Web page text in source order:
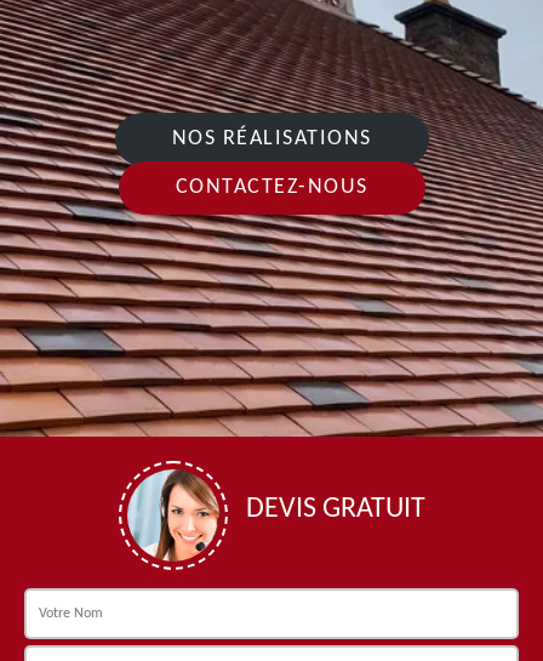
NOS RÉALISATIONS
CONTACTEZ-NOUS
DEVIS GRATUIT